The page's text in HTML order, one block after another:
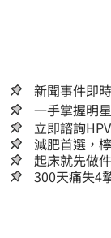
新聞事件即
立即諮詢
嫌晚！
減肥首選，
人生
起床就先做
小！
300天痛失4